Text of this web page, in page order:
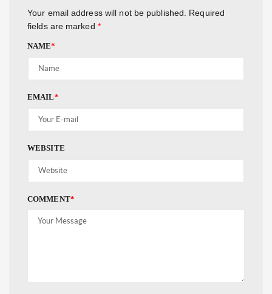
Your email address will not be published.
Required
fields are marked *
NAME*
EMAIL*
WEBSITE
COMMENT*